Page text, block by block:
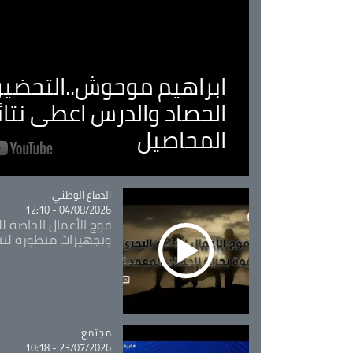
ابراهيم
الحصاد والدرس اعطى
المحاصيل
Catégorie
الدفاع الوطني
04/08/2026 - 12:10
فوج الأعمال الخاصة
وتجهيزات متطورة
Catégorie
مجتمع
23/07/2026 - 10:18